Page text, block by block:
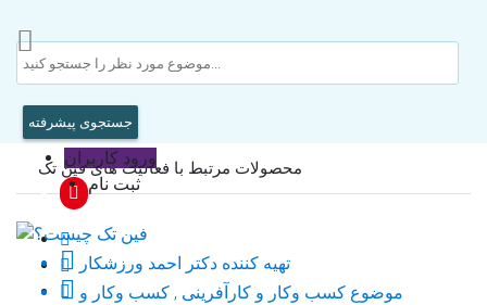
جستجوی پیشرفته
ورود کاربران
ثبت نام
محصولات مرتبط با فعالیت های فین تک
 تهیه کننده دکتر احمد ورزشکار
 موضوع کسب وکار و کارآفرینی , کسب وکار و